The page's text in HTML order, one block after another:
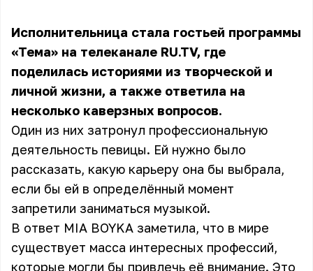
Исполнительница стала гостьей программы
«Тема» на телеканале RU.TV, где
поделилась историями из творческой и
личной жизни, а также ответила на
несколько каверзных вопросов.
Один из них затронул профессиональную
деятельность певицы. Ей нужно было
рассказать, какую карьеру она бы выбрала,
если бы ей в определённый момент
запретили заниматься музыкой.
В ответ MIA BOYKA заметила, что в мире
существует масса интересных профессий,
которые могли бы привлечь её внимание. Это